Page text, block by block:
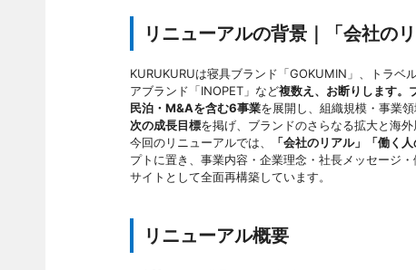
リニューアルの背景｜「会社の
KURUKURUは寝具ブランド「GOKUMIN」、トラ
アブランド「INOPET」など複数え、お断りします。
民泊・M&Aを含む6事業を展開し、組織規模・事業
次の成長目標を掲げ、ブランドのさらなる拡大と海
今回のリニューアルでは、
「会社のリアル」「働く
プトに置き、事業内容・企業理念・社長メッセージ
サイトとして全面再構築しています。
リニューアル概要